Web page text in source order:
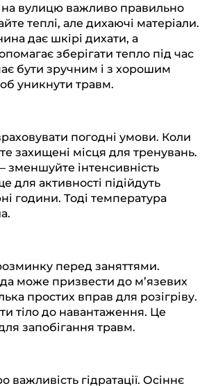
вулицю важливо правильно
теплі, але дихаючі матеріали.
дає шкірі дихати, а
зберігати тепло під час
бути зручним і з хорошим
уникнути травм.
погодні умови. Коли
захищені місця для тренувань.
інтенсивність
для активності підійдуть
години. Тоді температура
перед заняттями.
може призвести до м’язевих
простих вправ для розігріву.
тіло до навантаження. Це
запобігання травм.
важливість гідратації. Осіннє